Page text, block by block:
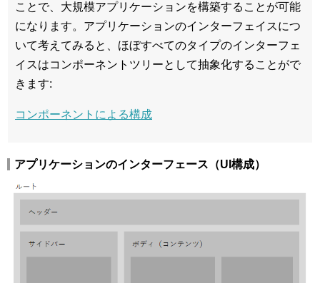
ことで、大規模アプリケーションを構築することが可能
になります。アプリケーションのインターフェイスにつ
いて考えてみると、ほぼすべてのタイプのインターフェ
イスはコンポーネントツリーとして抽象化することがで
きます:
コンポーネントによる構成
アプリケーションのインターフェース（UI構成）